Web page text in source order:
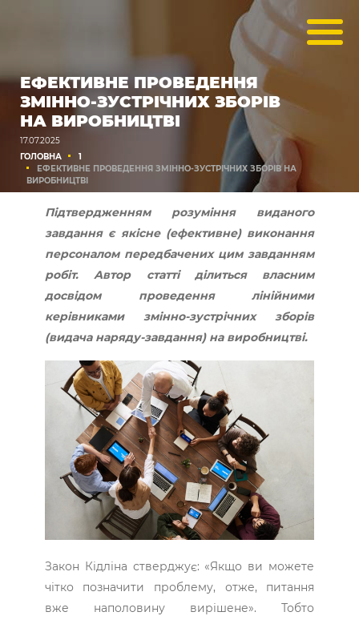
ЕФЕКТИВНЕ ПРОВЕДЕННЯ
ЗМІННО-ЗУСТРІЧНИХ ЗБОРІВ
НА ВИРОБНИЦТВІ
17.07.2025
ГОЛОВНА
1
ЕФЕКТИВНЕ ПРОВЕДЕННЯ ЗМІННО-ЗУСТРІЧНИХ ЗБОРІВ НА
ВИРОБНИЦТВІ
Підтвердженням розуміння виданого
завдання є якісне (ефективне) виконання
персоналом передбачених цим завданням
робіт. Автор статті ділиться власним
досвідом проведення лінійними
керівниками змінно-зустрічних зборів
(видача наряду-завдання) на виробництві.
Закон Кідліна стверджує: «Якщо ви можете
чітко позначити проблему, отже, питання
вже наполовину вирішене». Тобто